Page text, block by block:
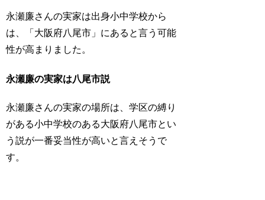
永瀬廉さんの実家は出身小中学校から
は、「大阪府八尾市」にあると言う可能
性が高まりました。
永瀬廉の実家は八尾市説
永瀬廉さんの実家の場所は、学区の縛り
がある小中学校のある大阪府八尾市とい
う説が一番妥当性が高いと言えそうで
す。